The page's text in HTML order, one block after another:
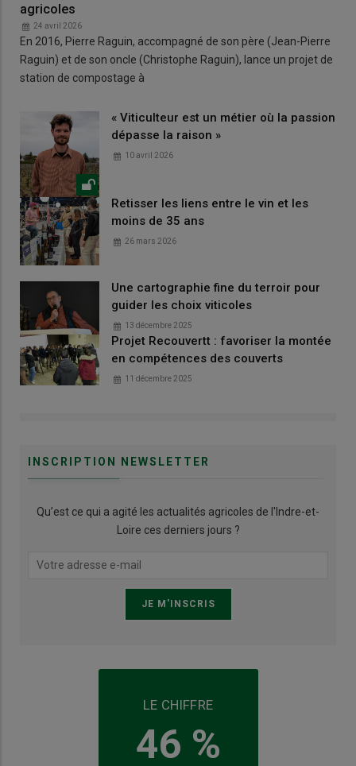
agricoles
24 avril 2026
En 2016, Pierre Raguin, accompagné de son père (Jean-Pierre
Raguin) et de son oncle (Christophe Raguin), lance un projet de
station de compostage à
« Viticulteur est un métier où la passion
dépasse la raison »
10 avril 2026
Retisser les liens entre le vin et les
moins de 35 ans
26 mars 2026
Une cartographie fine du terroir pour
guider les choix viticoles
13 décembre 2025
Projet Recouvertt : favoriser la montée
en compétences des couverts
11 décembre 2025
INSCRIPTION NEWSLETTER
Qu’est ce qui a agité les actualités agricoles de l'Indre-et-
Loire ces derniers jours ?
LE CHIFFRE
46 %